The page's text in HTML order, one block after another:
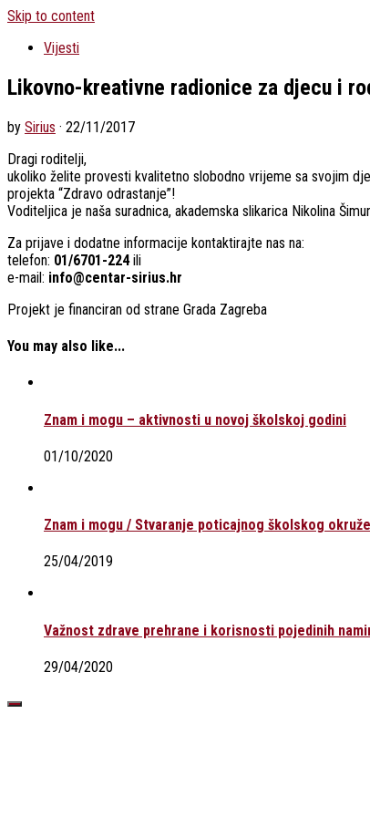
Skip to content
Vijesti
Likovno-kreativne radionice za djecu i
by Sirius · 22/11/2017
Dragi roditelji,
ukoliko želite provesti kvalitetno slobodno vrijeme sa svojim
projekta “Zdravo odrastanje”!
Voditeljica je naša suradnica, akademska slikarica Nikolina
Za prijave i dodatne informacije kontaktirajte nas na:
telefon: 01/6701-224ili
e-mail: info@centar-sirius.hr
Projekt je financiran od strane Grada Zagreba
You may also like...
Znam i mogu – aktivnosti u novoj školskoj godini
01/10/2020
Znam i mogu / Stvaranje poticajnog školskog
25/04/2019
Važnost zdrave prehrane i korisnosti pojedinih
29/04/2020